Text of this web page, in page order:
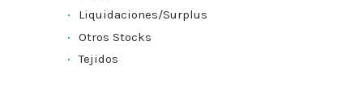
Liquidaciones/Surplus
Otros Stocks
Tejidos